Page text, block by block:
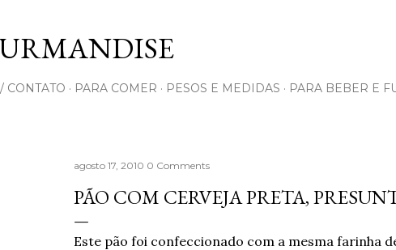
CONTATO PARA COMER PESOS E MEDIDAS PARA BEBER E
agosto 17, 2010 0 Comments
PÃO COM CERVEJA PRETA,
Este pão foi confeccionado com a mesma farinha